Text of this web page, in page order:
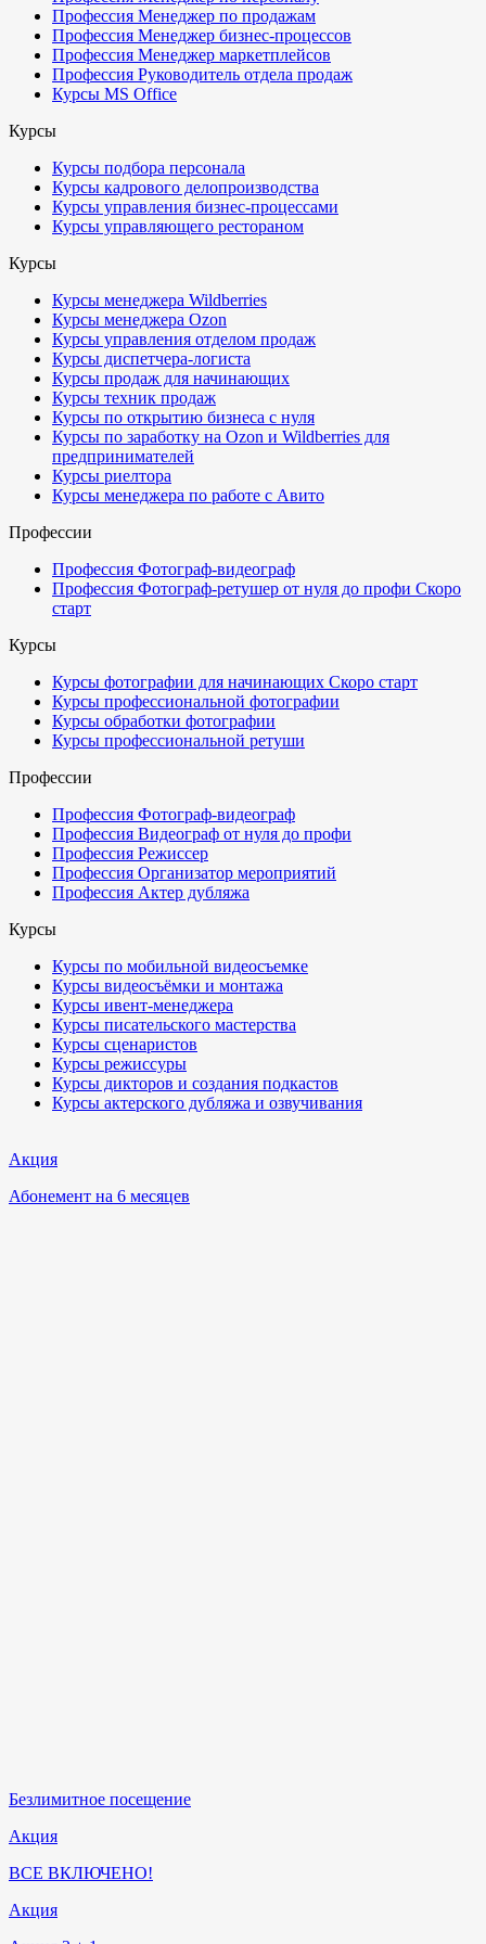
Профессия Менеджер по продажам
Профессия Менеджер бизнес-процессов
Профессия Менеджер маркетплейсов
Профессия Руководитель отдела продаж
Курсы MS Office
Курсы
Курсы подбора персонала
Курсы кадрового делопроизводства
Курсы управления бизнес-процессами
Курсы управляющего рестораном
Курсы
Курсы менеджера Wildberries
Курсы менеджера Ozon
Курсы управления отделом продаж
Курсы диспетчера-логиста
Курсы продаж для начинающих
Курсы техник продаж
Курсы по открытию бизнеса с нуля
Курсы по заработку на Ozon и Wildberries для
предпринимателей
Курсы риелтора
Курсы менеджера по работе с Авито
Профессии
Профессия Фотограф-видеограф
Профессия Фотограф-ретушер от нуля до профи Скоро
старт
Курсы
Курсы фотографии для начинающих Скоро старт
Курсы профессиональной фотографии
Курсы обработки фотографии
Курсы профессиональной ретуши
Профессии
Профессия Фотограф-видеограф
Профессия Видеограф от нуля до профи
Профессия Режиссер
Профессия Организатор мероприятий
Профессия Актер дубляжа
Курсы
Курсы по мобильной видеосъемке
Курсы видеосъёмки и монтажа
Курсы ивент-менеджера
Курсы писательского мастерства
Курсы сценаристов
Курсы режиссуры
Курсы дикторов и создания подкастов
Курсы актерского дубляжа и озвучивания
Акция
Абонемент на 6 месяцев
Безлимитное посещение
Акция
ВСЕ ВКЛЮЧЕНО!
Акция